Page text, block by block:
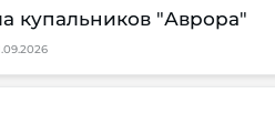
купальников "Аврора"